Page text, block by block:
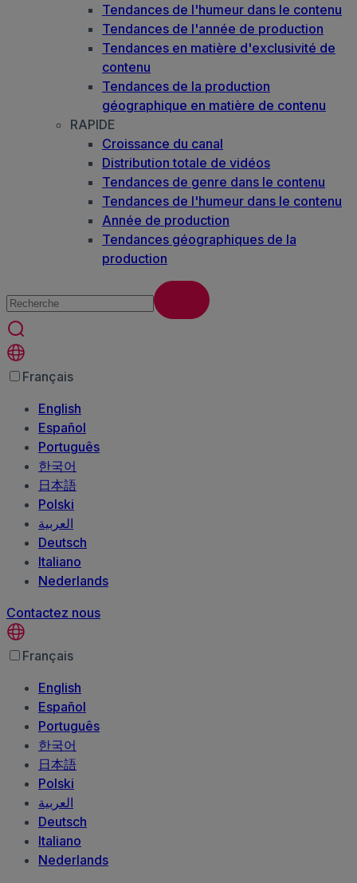
Tendances de l'humeur dans le contenu
Tendances de l'année de production
Tendances en matière d'exclusivité de
contenu
Tendances de la production
géographique en matière de contenu
RAPIDE
Croissance du canal
Distribution totale de vidéos
Tendances de genre dans le contenu
Tendances de l'humeur dans le contenu
Année de production
Tendances géographiques de la
production
Français
English
Español
Português
한국어
日本語
Polski
العربية‏
Deutsch
Italiano
Nederlands
Contactez nous
Français
English
Español
Português
한국어
日本語
Polski
العربية‏
Deutsch
Italiano
Nederlands